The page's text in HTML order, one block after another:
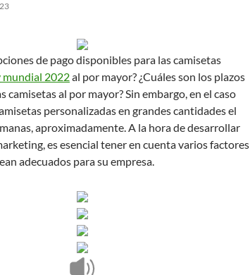
de pago disponibles para las camisetas
mundial 2022al por mayor? ¿Cuáles son los plazos
camisetas al por mayor? Sin embargo, en el caso
personalizadas en grandes cantidades el
aproximadamente. A la hora de desarrollar
es esencial tener en cuenta varios factores
adecuados para su empresa.